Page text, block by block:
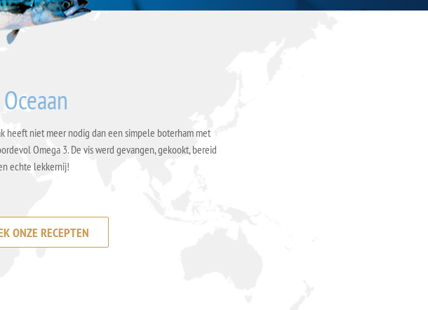
heeft niet meer nodig dan een simpele boterham met
Omega 3. De vis werd gevangen, gekookt, bereid
echte lekkernij!
ONZE RECEPTEN